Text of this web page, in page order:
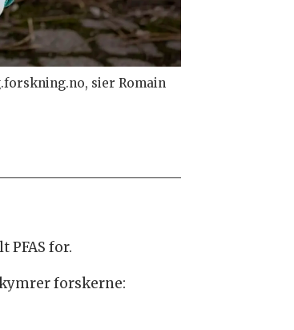
sier Romain
for.
forskerne: